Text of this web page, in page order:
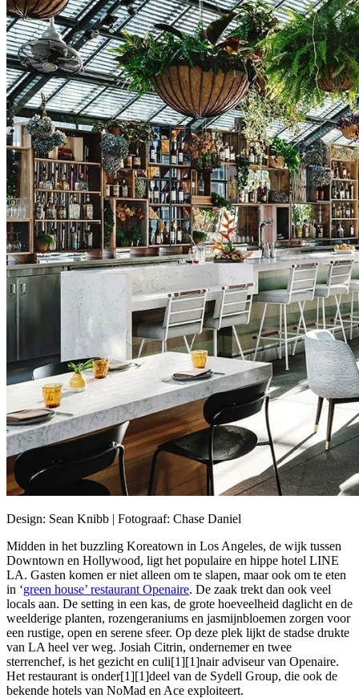
Design: Sean Knibb | Fotograaf: Chase Daniel
Midden in het buzzling Koreatown in Los Angeles, de wijk tussen
Downtown en Hollywood, ligt het populaire en hippe hotel LINE
LA. Gasten komen er niet alleen om te slapen, maar ook om te eten
in ‘green house’ restaurant Openaire. De zaak trekt dan ook veel
locals aan. De setting in een kas, de grote hoeveelheid daglicht en de
weelderige planten, rozengeraniums en jasmijnbloemen zorgen voor
een rustige, open en serene sfeer. Op deze plek lijkt de stadse drukte
van LA heel ver weg. Josiah Citrin, ondernemer en twee
sterrenchef, is het gezicht en culi[1][1]nair adviseur van Openaire.
Het restaurant is onder[1][1]deel van de Sydell Group, die ook de
bekende hotels van NoMad en Ace exploiteert.